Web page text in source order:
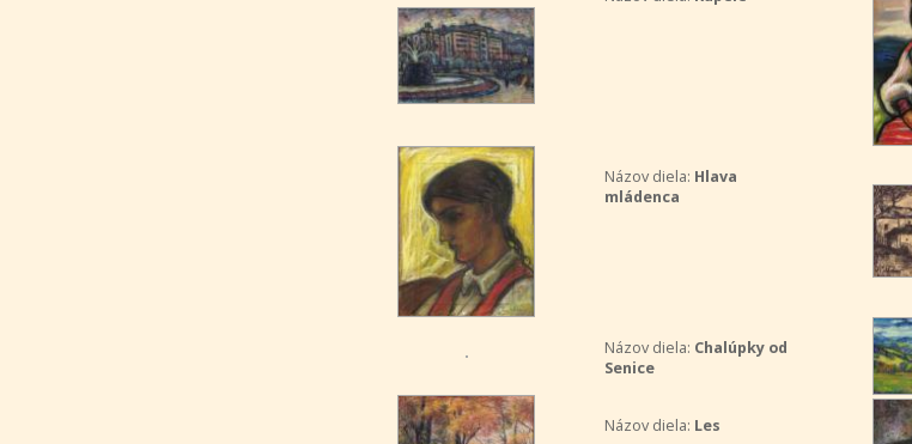
Názov diela: Hlava
mládenca
Názov diela: Chalúpky od
Senice
Názov diela: Les